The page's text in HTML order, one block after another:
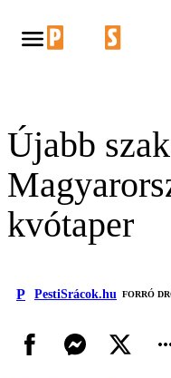
Újabb
kvótaper
P PestiSrácok.hu FORRÓ